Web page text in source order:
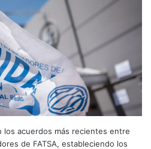
los acuerdos más recientes entre
de FATSA, estableciendo los